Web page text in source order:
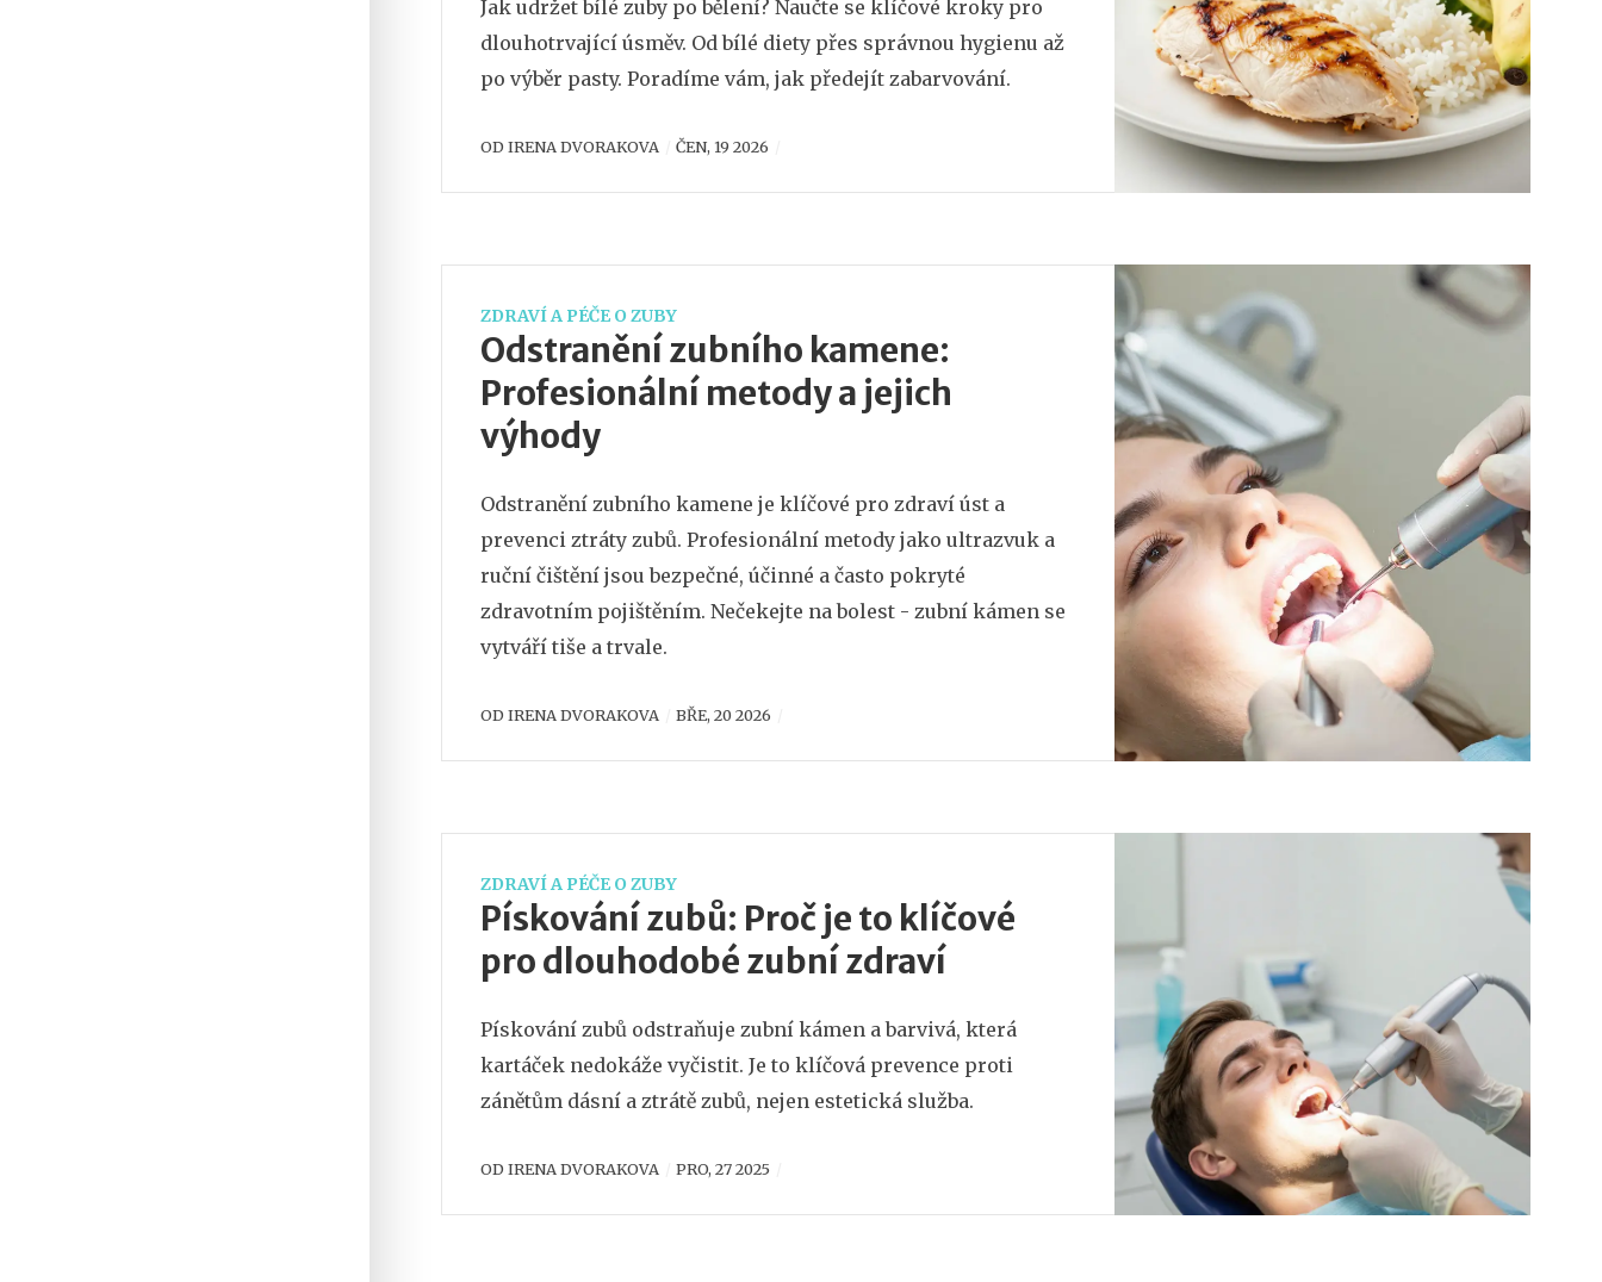
Jak udržet bílé zuby po bělení? Naučte se klíčové kroky pro
dlouhotrvající úsměv. Od bílé diety přes správnou hygienu až
po výběr pasty. Poradíme vám, jak předejít zabarvování.
OD IRENA DVORAKOVA ČEN, 19 2026
ZDRAVÍ A PÉČE O ZUBY
Odstranění zubního kamene:
Profesionální metody a jejich
výhody
Odstranění zubního kamene je klíčové pro zdraví úst a
prevenci ztráty zubů. Profesionální metody jako ultrazvuk a
ruční čištění jsou bezpečné, účinné a často pokryté
zdravotním pojištěním. Nečekejte na bolest - zubní kámen se
vytváří tiše a trvale.
OD IRENA DVORAKOVA BŘE, 20 2026
ZDRAVÍ A PÉČE O ZUBY
Pískování zubů: Proč je to klíčové
pro dlouhodobé zubní zdraví
Pískování zubů odstraňuje zubní kámen a barvivá, která
kartáček nedokáže vyčistit. Je to klíčová prevence proti
zánětům dásní a ztrátě zubů, nejen estetická služba.
OD IRENA DVORAKOVA PRO, 27 2025